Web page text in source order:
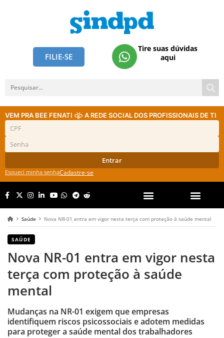
FILIE-SE
Tire suas dúvidas
aqui
VEM PRA BEE FENATI A REDE SOCIAL DOS PROFISSIONAIS DE TI
Entrar
Esqueci minha senhaCadastre-se
Saúde Nova NR-01 entra em vigor nesta terça com proteção à saúde mental
SAÚDE
Nova NR-01 entra em vigor nesta
terça com proteção à saúde
mental
Mudanças na NR-01 exigem que empresas
identifiquem riscos psicossociais e adotem medidas
para proteger a saúde mental dos trabalhadores